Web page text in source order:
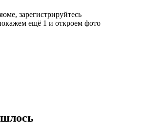
зарегистрируйтесь
ещё 1 и откроем фото